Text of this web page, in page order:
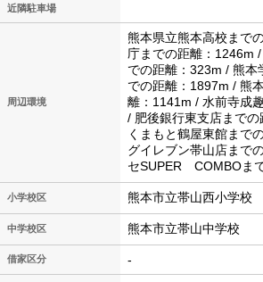
近隣駐車場
周辺環境
熊本県立熊本高校まで
庁までの距離：1246m
での距離：323m / 熊本
での距離：1897m / 熊
離：1141m / 水前寺成
/ 肥後銀行東支店まで
くまもと鶴屋東館まで
グイレブン帯山店まで
セSUPER COMBOま
小学校区 熊本市立帯山西小学校
中学校区 熊本市立帯山中学校
借家区分 -